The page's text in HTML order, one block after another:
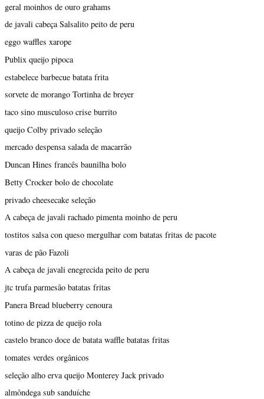
geral moinhos de ouro grahams
de javali cabeça Salsalito peito de peru
eggo waffles xarope
Publix queijo pipoca
estabelece barbecue batata frita
sorvete de morango Tortinha de breyer
taco sino musculoso crise burrito
queijo Colby privado seleção
mercado despensa salada de macarrão
Duncan Hines francês baunilha bolo
Betty Crocker bolo de chocolate
privado cheesecake seleção
A cabeça de javali rachado pimenta moinho de peru
tostitos salsa con queso mergulhar com batatas fritas de pacote
varas de pão Fazoli
A cabeça de javali enegrecida peito de peru
jtc trufa parmesão batatas fritas
Panera Bread blueberry cenoura
totino de pizza de queijo rola
castelo branco doce de batata waffle batatas fritas
tomates verdes orgânicos
seleção alho erva queijo Monterey Jack privado
almôndega sub sanduíche